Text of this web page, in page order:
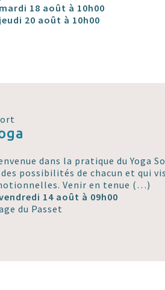
mardi 18 août à 10h00
jeudi 20 août à 10h00
dans la pratique du Yoga
possibilités de chacun et qui
Venir en tenue (…)
14 août à 09h00
du Passet